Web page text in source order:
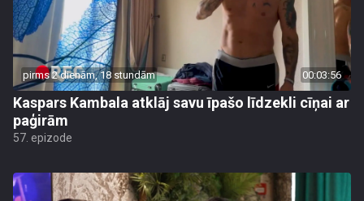
pirms 2 dienām, 18 stundām 00:03:56
Kaspars Kambala atklāj savu īpašo līdzekli cīņai ar
paģirām
57. epizode